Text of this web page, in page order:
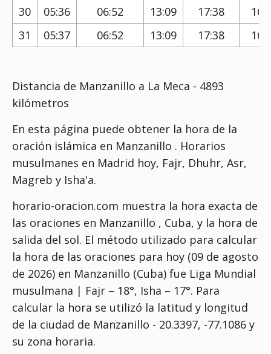
30
05:36 06:52 13:09 17:38
31
05:37 06:52 13:09 17:38
Distancia de Manzanillo a La Meca - 4893
kilómetros
En esta página puede obtener la hora de la
oración islámica en Manzanillo . Horarios
musulmanes en Madrid hoy, Fajr, Dhuhr, Asr,
Magreb y Isha'a.
horario-oracion.com muestra la hora exacta de
las oraciones en Manzanillo , Cuba, y la hora de
salida del sol. El método utilizado para calcular
la hora de las oraciones para hoy (09 de agosto
de 2026) en Manzanillo (Cuba) fue Liga Mundial
musulmana | Fajr – 18°, Isha – 17°. Para
calcular la hora se utilizó la latitud y longitud
de la ciudad de Manzanillo - 20.3397, -77.1086 y
su zona horaria.